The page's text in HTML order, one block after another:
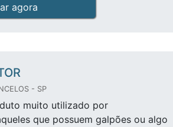
agora
- SP
muito utilizado por
que possuem galpões ou algo